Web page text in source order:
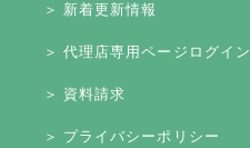
＞ 新着更新情報
＞ 代理店専用ページログイン
＞ 資料請求
＞ プライバシーポリシー